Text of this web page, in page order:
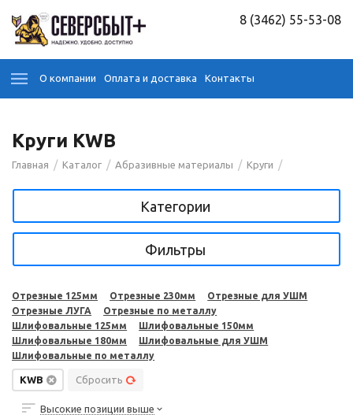
8 (3462) 55-53-08
О компании Оплата и доставка Контакты
Круги KWB
Главная / Каталог / Абразивные материалы / Круги /
Категории
Фильтры
Отрезные 125мм Отрезные 230мм
Отрезные для УШМ
Отрезные ЛУГА
Отрезные по металлу
Шлифовальные 125мм
Шлифовальные 150мм
Шлифовальные 180мм
Шлифовальные для УШМ
Шлифовальные по металлу
KWB Сбросить
Высокие позиции выше